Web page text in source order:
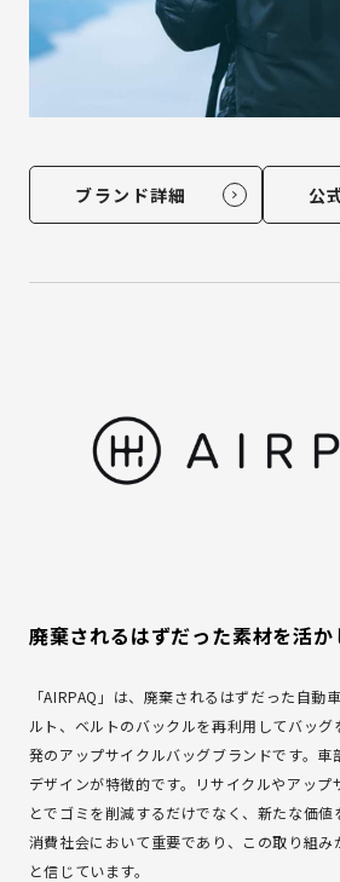
ブランド詳細 公
廃棄されるはずだった素材を活か
「AIRPAQ」は、廃棄されるはずだった自動
ルト、ベルトのバックルを再利用してバッ
発のアップサイクルバッグブランドです。車
デザインが特徴的です。リサイクルやアップ
とでゴミを削減するだけでなく、新たな価
消費社会において重要であり、この取り組み
と信じています。